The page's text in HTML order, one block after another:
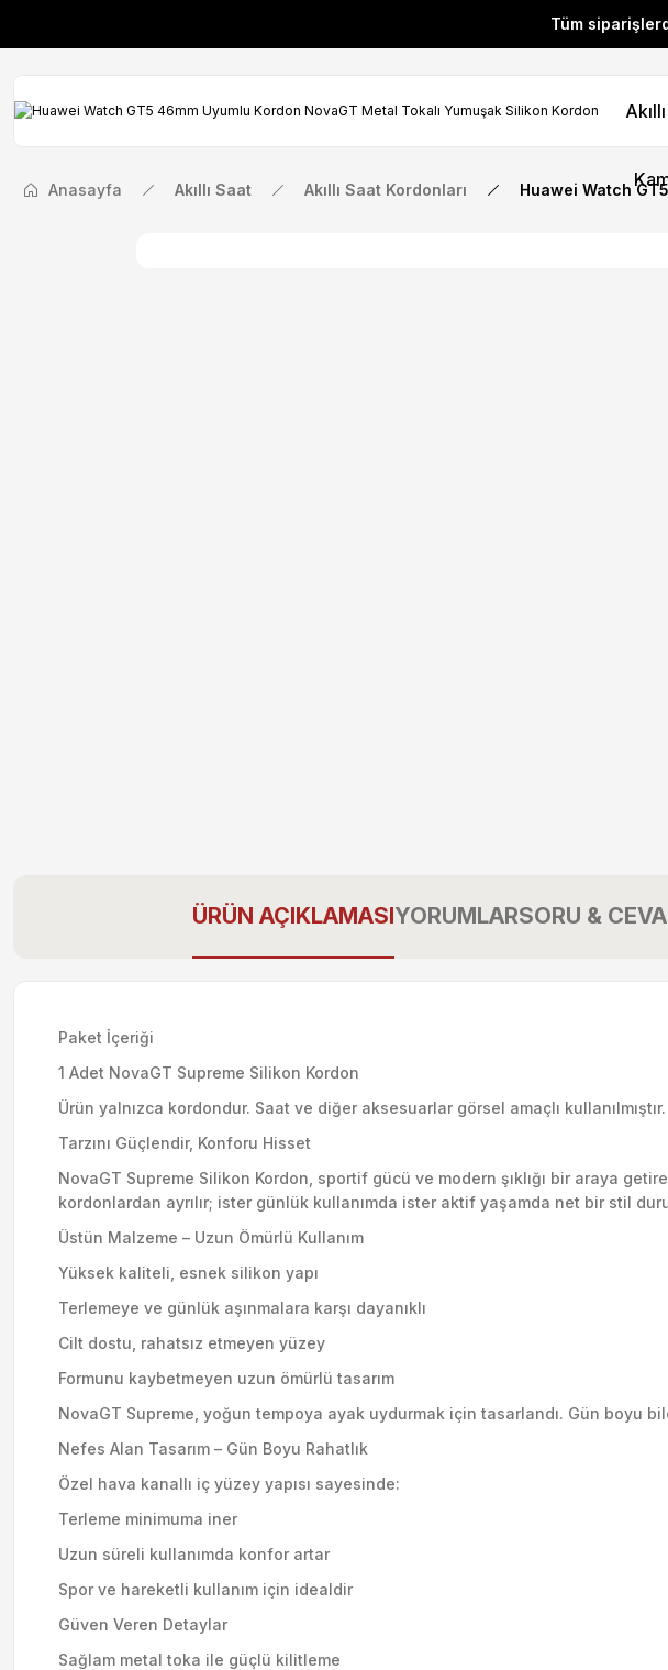
Tüm
İlk Siparişinize Özel! YENI10 koduyla 400
Tüm
İlk Siparişinize Özel! YENI10 koduyla 400
Anasayfa Akıllı Saat Akıllı Saat Kordonları Huawei Watch
ÜRÜN AÇIKLAMASIYORUMLARSORU &
Paket İçeriği
1 Adet NovaGT Supreme Silikon Kordon
Ürün yalnızca kordondur. Saat ve diğer aksesuarlar görsel amaçlı kullanılmıştır.
Tarzını Güçlendir, Konforu Hisset
NovaGT Supreme Silikon Kordon, sportif gücü ve modern şıklığı bir araya
kordonlardan ayrılır; ister günlük kullanımda ister aktif yaşamda net bir stil
Üstün Malzeme – Uzun Ömürlü Kullanım
Yüksek kaliteli, esnek silikon yapı
Terlemeye ve günlük aşınmalara karşı dayanıklı
Cilt dostu, rahatsız etmeyen yüzey
Formunu kaybetmeyen uzun ömürlü tasarım
NovaGT Supreme, yoğun tempoya ayak uydurmak için tasarlandı. Gün boyu
Nefes Alan Tasarım – Gün Boyu Rahatlık
Özel hava kanallı iç yüzey yapısı sayesinde:
Terleme minimuma iner
Uzun süreli kullanımda konfor artar
Spor ve hareketli kullanım için idealdir
Güven Veren Detaylar
Sağlam metal toka ile güçlü kilitleme